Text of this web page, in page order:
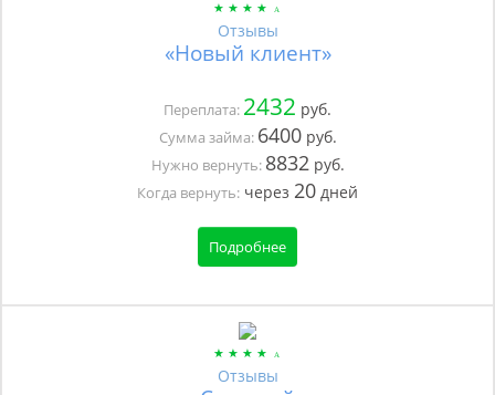
Отзывы
«Новый клиент»
Переплата: 2432 руб.
Сумма займа: 6400руб.
Нужно вернуть: 8832руб.
Когда вернуть: через 20 дней
Подробнее
Отзывы